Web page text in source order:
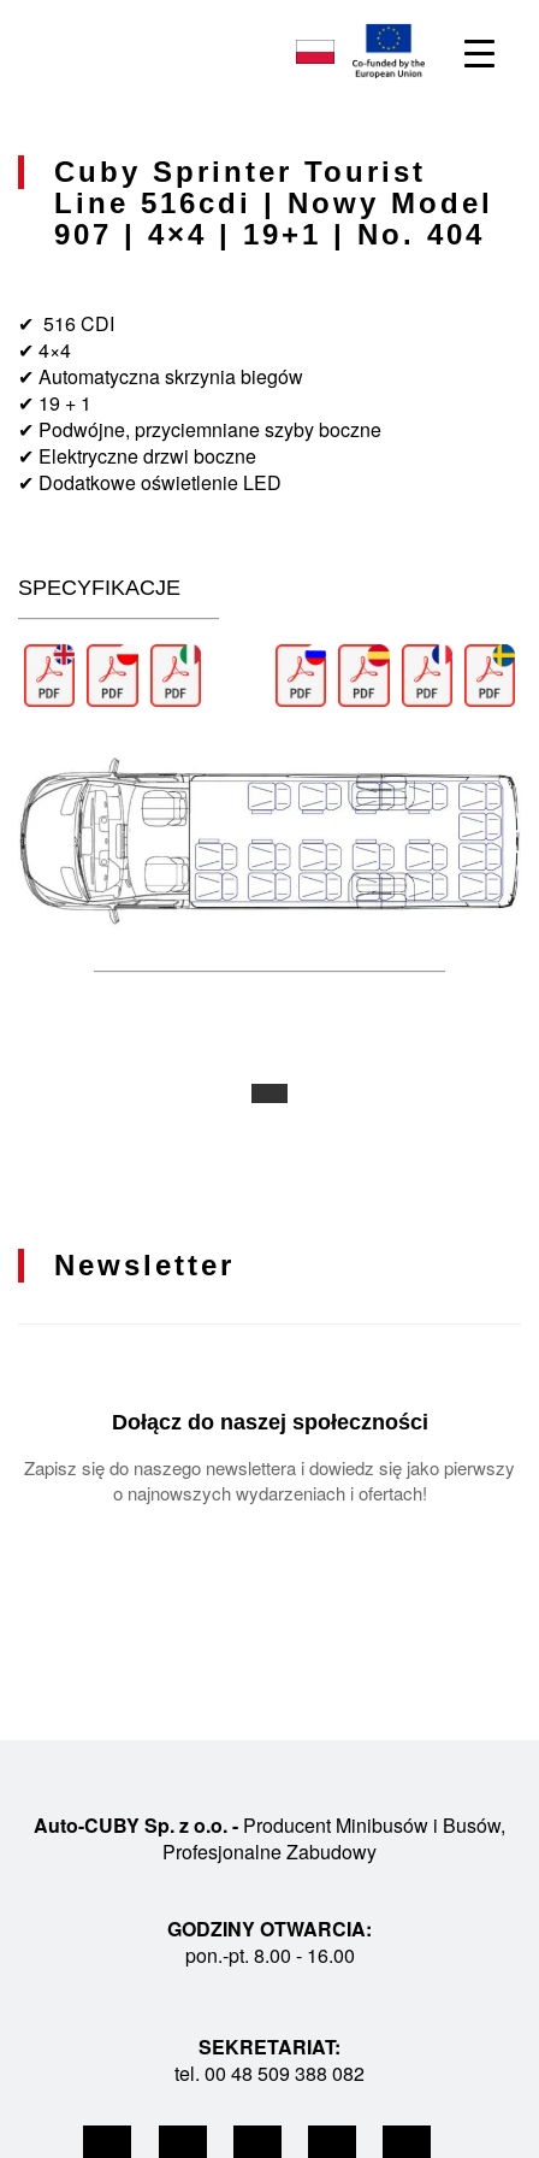
Cuby Sprinter Tourist
Line 516cdi | Nowy Model
907 | 4×4 | 19+1 | No. 404
✔ 516 CDI
✔ 4×4
✔ Automatyczna skrzynia biegów
✔ 19 + 1
✔ Podwójne, przyciemniane szyby boczne
✔ Elektryczne drzwi boczne
✔ Dodatkowe oświetlenie LED
SPECYFIKACJE
Newsletter
Dołącz do naszej społeczności
Zapisz się do naszego newslettera i dowiedz się jako pierwszy
o najnowszych wydarzeniach i ofertach!
Auto-CUBY Sp. z o.o. - Producent Minibusów i Busów,
Profesjonalne Zabudowy
GODZINY OTWARCIA:
pon.-pt. 8.00 - 16.00
SEKRETARIAT:
tel. 00 48 509 388 082